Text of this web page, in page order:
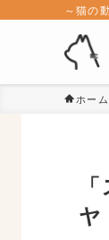
～猫の
ホーム
ヤ